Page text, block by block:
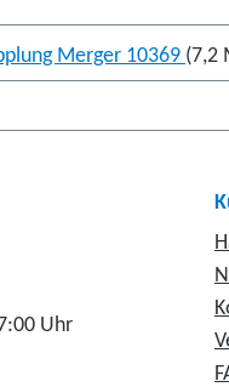
Merger 10369 (7,2
Uhr